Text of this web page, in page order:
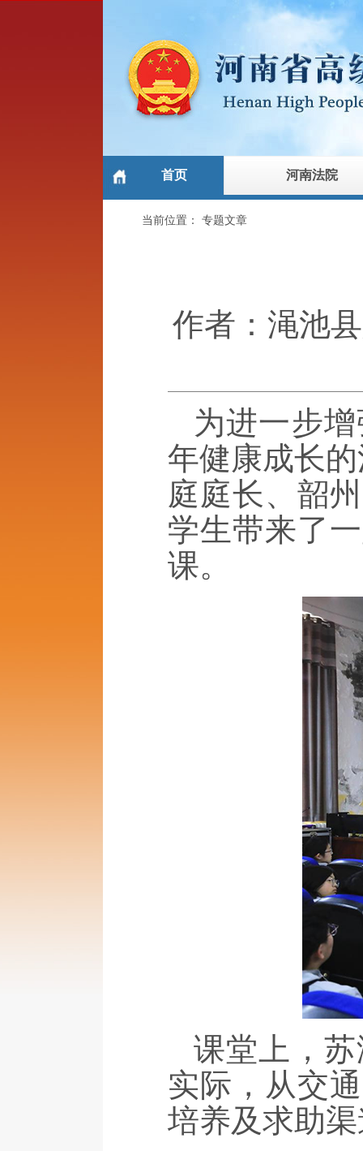
首页 河南法院
当前位置：专题文章
作者：渑池
为进一步
年健康成长
庭庭长、韶
学生带来了
课。
课堂上，
实际，从交
培养及求助